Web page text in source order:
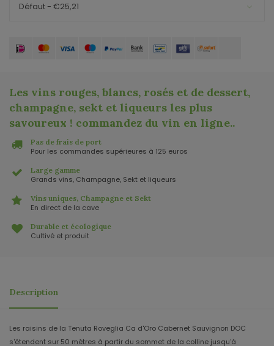
Défaut - €25,21
Les vins rouges, blancs, rosés et de dessert,
champagne, sekt et liqueurs les plus
savoureux ! commandez du vin en ligne..
Pas de frais de port
Pour les commandes supérieures à 125 euros
Large gamme
Grands vins, Champagne, Sekt et liqueurs
Vins uniques, Champagne et Sekt
En direct de la cave
Durable et écologique
Cultivé et produit
Description
Les raisins de la Tenuta Roveglia Ca d'Oro Cabernet Sauvignon DOC
s'étendent sur 50 mètres à partir du sommet de la colline jusqu'à